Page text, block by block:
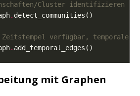
Cluster identifizieren
.
verfügbar, temporale
.
mit Graphen